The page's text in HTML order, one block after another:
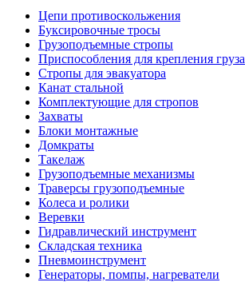
Цепи противоскольжения
Буксировочные тросы
Грузоподъемные стропы
Приспособления для крепления груза
Стропы для эвакуатора
Канат стальной
Комплектующие для стропов
Захваты
Блоки монтажные
Домкраты
Такелаж
Грузоподъемные механизмы
Траверсы грузоподъемные
Колеса и ролики
Веревки
Гидравлический инструмент
Складская техника
Пневмоинструмент
Генераторы, помпы, нагреватели